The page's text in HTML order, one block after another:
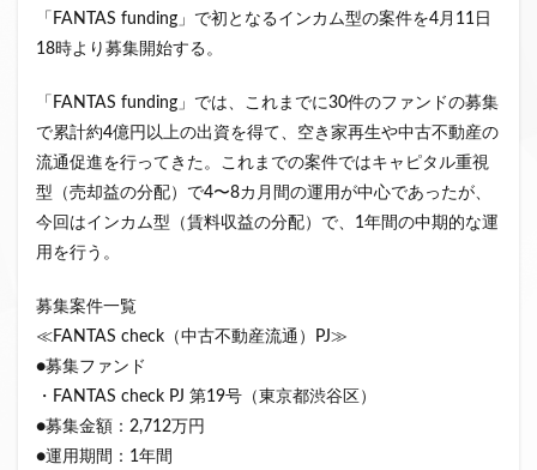
「FANTAS funding」で初となるインカム型の案件を4月11日
18時より募集開始する。
「FANTAS funding」では、これまでに30件のファンドの募集
で累計約4億円以上の出資を得て、空き家再生や中古不動産の
流通促進を行ってきた。これまでの案件ではキャピタル重視
型（売却益の分配）で4〜8カ月間の運用が中心であったが、
今回はインカム型（賃料収益の分配）で、1年間の中期的な運
用を行う。
募集案件一覧
≪FANTAS check（中古不動産流通）PJ≫
●募集ファンド
・FANTAS check PJ 第19号（東京都渋谷区）
●募集金額：2,712万円
●運用期間：1年間
投資家向け 用語解説 系統用蓄電池
クラウドファンディング新規参入
小規模不動産特定共同事業 事業者一覧
システム導入 業務提携 API連携 市場規模
不動産クラウドファンディング
不動産特定共同事業法
意識調査 市場調査 セミナー
特例事業 CrowdShip Lending
キャンペーン